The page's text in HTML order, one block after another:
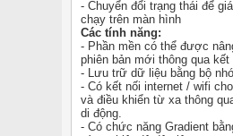
- Chuyển đổi trạng thái để
chạy trên màn hình
Các tính năng:
- Phần mền có thể được
phiên bản mới thông qua kết
- Lưu trữ dữ liệu bằng bộ
- Có kết nối internet / wifi
và điều khiển từ xa thông
di động.
- Có chức năng Gradient